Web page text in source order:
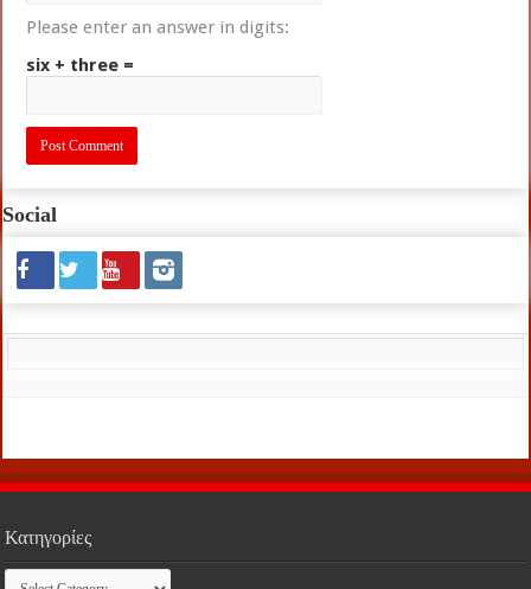
Please enter an answer in digits:
six + three =
Social
Κατηγορίες
Κατηγορίες